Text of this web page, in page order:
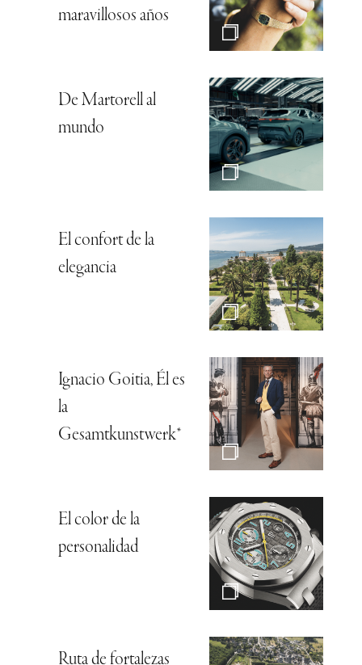
maravillosos años
De Martorell al
mundo
El confort de la
elegancia
Ignacio Goitia, Él es
la
Gesamtkunstwerk*
El color de la
personalidad
Ruta de fortalezas